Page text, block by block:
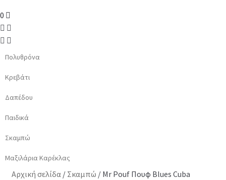
0
Πολυθρόνα
Κρεβάτι
Δαπέδου
Παιδικά
Σκαμπώ
Μαξιλάρια Καρέκλας
Αρχική σελίδα/ Σκαμπώ / Mr Pouf Πουφ Blues Cuba